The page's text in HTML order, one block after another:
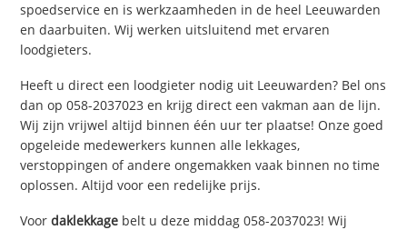
spoedservice en is werkzaamheden in de heel Leeuwarden
en daarbuiten. Wij werken uitsluitend met ervaren
loodgieters.
Heeft u direct een loodgieter nodig uit Leeuwarden? Bel ons
dan op 058-2037023 en krijg direct een vakman aan de lijn.
Wij zijn vrijwel altijd binnen één uur ter plaatse! Onze goed
opgeleide medewerkers kunnen alle lekkages,
verstoppingen of andere ongemakken vaak binnen no time
oplossen. Altijd voor een redelijke prijs.
Voordaklekkage belt u deze middag 058-2037023! Wij